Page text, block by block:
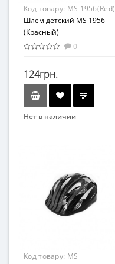
Комбинированный
Код товару: MS 1956(Red)
Шлем детский MS 1956
(Красный)
0
124грн.
Нет в наличии
Возраст
От 3-х лет
Возрастная группа
Комбинированный
Код товару: MS